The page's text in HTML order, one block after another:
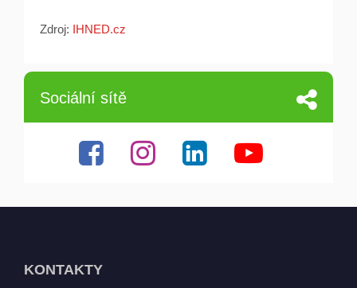
Zdroj: IHNED.cz
Sociální sítě
KONTAKTY